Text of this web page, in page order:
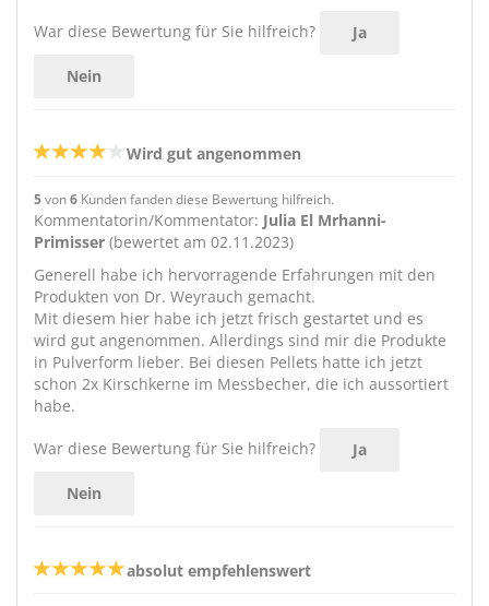
War diese Bewertung für Sie hilfreich? Ja
Nein
Wird gut angenommen
5von6 Kunden fanden diese Bewertung hilfreich.
Kommentatorin/Kommentator: Julia El Mrhanni-
Primisser (bewertet am 02.11.2023)
Generell habe ich hervorragende Erfahrungen mit den
Produkten von Dr. Weyrauch gemacht.
Mit diesem hier habe ich jetzt frisch gestartet und es
wird gut angenommen. Allerdings sind mir die Produkte
in Pulverform lieber. Bei diesen Pellets hatte ich jetzt
schon 2x Kirschkerne im Messbecher, die ich aussortiert
habe.
War diese Bewertung für Sie hilfreich? Ja
Nein
absolut empfehlenswert